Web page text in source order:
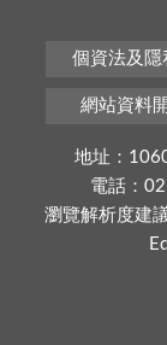
個資法及隱
網站資料
地址：
電話：
瀏覽解析度建